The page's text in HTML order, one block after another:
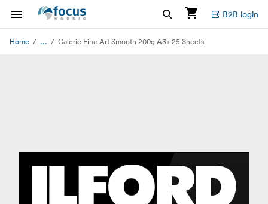
B2B login
Home ... Galerie Fine Art Smooth 200g A3+ 25 Sheets